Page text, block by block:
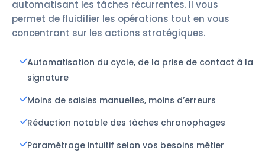
automatisant les tâches récurrentes. Il vous
permet de fluidifier les opérations tout en vous
concentrant sur les actions stratégiques.
Automatisation du cycle, de la prise de contact à la
signature
Moins de saisies manuelles, moins d’erreurs
Réduction notable des tâches chronophages
Paramétrage intuitif selon vos besoins métier